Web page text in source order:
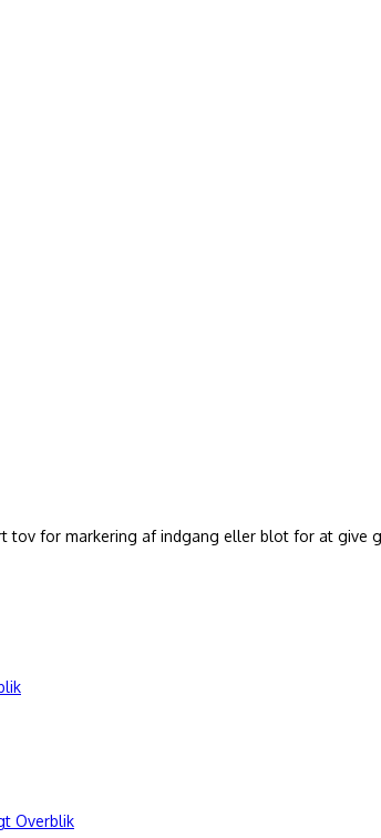
tov for markering af indgang eller blot for at
Overblik